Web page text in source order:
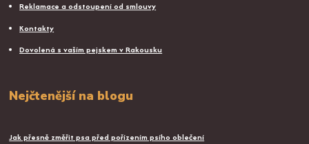
Reklamace a odstoupení od smlouvy
Kontakty
Dovolená s vaším pejskem v Rakousku
Nejčtenější na blogu
Jak přesně změřit psa před pořízením psího oblečení